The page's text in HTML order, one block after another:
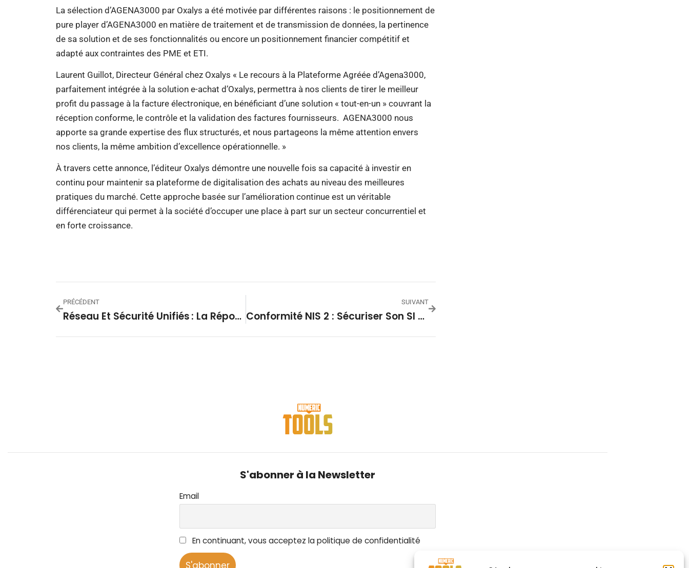
La sélection d’AGENA3000 par Oxalys a été motivée par différentes raisons : le positionnement de
pure player d’AGENA3000 en matière de traitement et de transmission de données, la pertinence
de sa solution et de ses fonctionnalités ou encore un positionnement financier compétitif et
adapté aux contraintes des PME et ETI.
Laurent Guillot, Directeur Général chez Oxalys « Le recours à la Plateforme Agréée d’Agena3000,
parfaitement intégrée à la solution e-achat d’Oxalys, permettra à nos clients de tirer le meilleur
profit du passage à la facture électronique, en bénéficiant d’une solution « tout-en-un » couvrant la
réception conforme, le contrôle et la validation des factures fournisseurs. AGENA3000 nous
apporte sa grande expertise des flux structurés, et nous partageons la même attention envers
nos clients, la même ambition d’excellence opérationnelle. »
À travers cette annonce, l’éditeur Oxalys démontre une nouvelle fois sa capacité à investir en
continu pour maintenir sa plateforme de digitalisation des achats au niveau des meilleures
pratiques du marché. Cette approche basée sur l’amélioration continue est un véritable
différenciateur qui permet à la société d’occuper une place à part sur un secteur concurrentiel et
en forte croissance.
PRÉCÉDENT
Réseau Et Sécurité Unifiés : La Réponse Aux Nouvelles Cybermenaces Invisibles
SUIVANT
Conformité NIS 2 : Sécuriser Son SI Face Aux Nouvelles Obligations
S'abonner à la Newsletter
Email
En continuant, vous acceptez la politique de confidentialité